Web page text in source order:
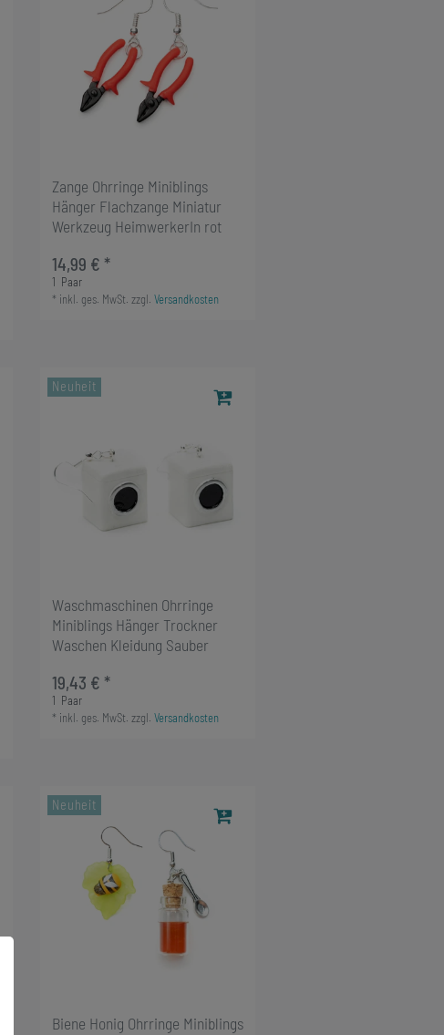
Zange Ohrringe Miniblings
Hänger Flachzange Miniatur
Werkzeug HeimwerkerIn rot
14,99 € *
1 Paar
* inkl. ges. MwSt. zzgl. Versandkosten
Neuheit
Waschmaschinen Ohrringe
Miniblings Hänger Trockner
Waschen Kleidung Sauber
19,43 € *
1 Paar
* inkl. ges. MwSt. zzgl. Versandkosten
Neuheit
Biene Honig Ohrringe Miniblings